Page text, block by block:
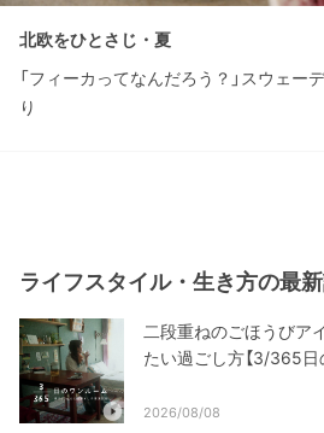
北欧をひとさじ・夏
「フィーカってなんだろう？」スウェー
り
ライフスタイル・生き方の最
二段重ねのごほうびア
たい過ごし方【3/365日
2026/08/08